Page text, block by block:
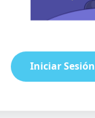
Iniciar Sesión